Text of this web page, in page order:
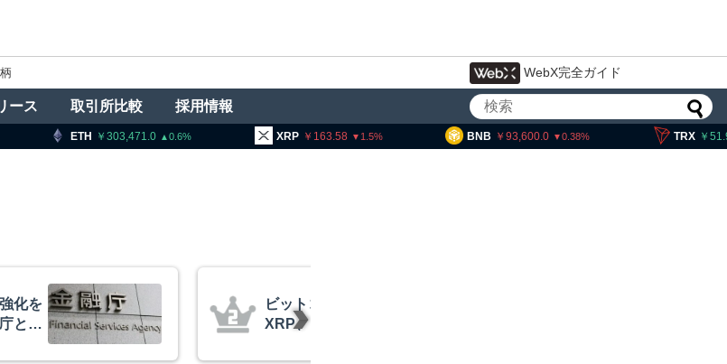
WebX完全ガイド
ース 取引所比較 採用情報
303,471.0 0.6 163.58 1.5 93,600.0 0.38 51.95 0.26
ビットコイン・イーサリアム・
XRP、「弱気相場の最終段階に典型
的な兆候」＝クリプトクアント